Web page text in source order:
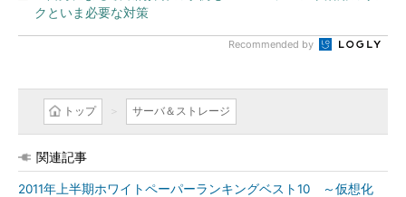
クといま必要な対策
Recommended by
トップ サーバ＆ストレージ
関連記事
2011年上半期ホワイトペーパーランキングベスト10 ～仮想化